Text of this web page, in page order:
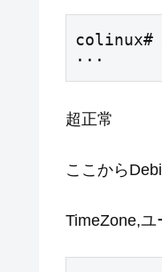
colinux#
...
超正常
ここから
TimeZone,ユ